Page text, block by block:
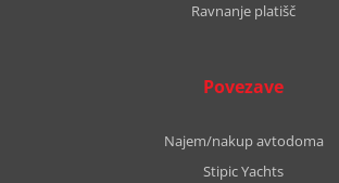
Ravnanje platišč
Povezave
Najem/nakup avtodoma
Stipic Yachts